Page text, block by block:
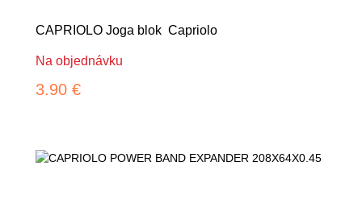
CAPRIOLO Joga blok Capriolo
Na objednávku
3.90 €